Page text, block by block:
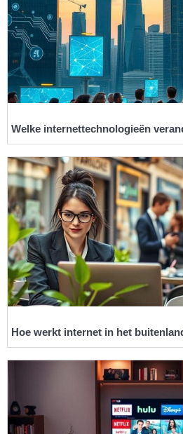
Welke internettechnologieën
Hoe werkt internet in het